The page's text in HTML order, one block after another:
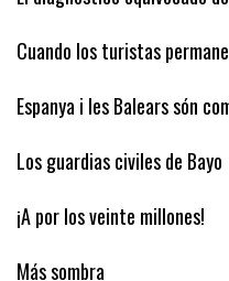
El diagnóstico equivocado de
Cuando los turistas
Espanya i les Balears són com
Los guardias civiles de Bayo
¡A por los veinte millones!